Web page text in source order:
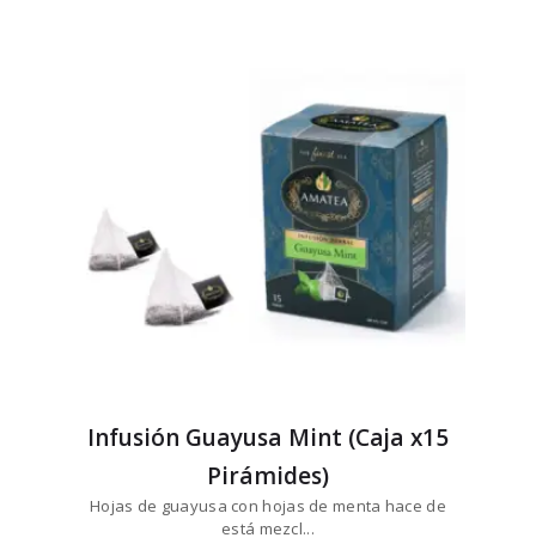
Infusión Guayusa Mint (Caja x15
Pirámides)
Hojas de guayusa con hojas de menta hace de
está mezcl...